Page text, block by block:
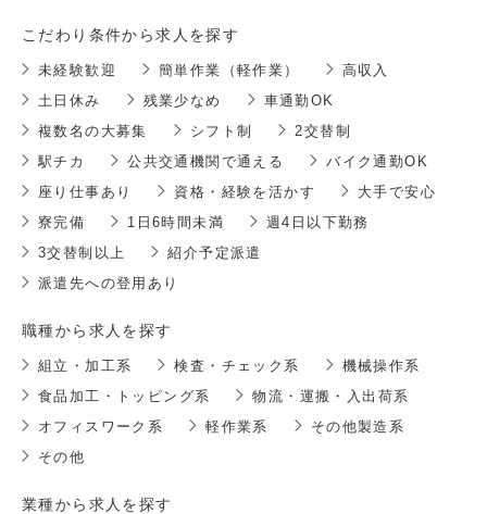
こだわり条件から求人を探す
未経験歓迎 簡単作業（軽作業）
高収入
土日休み
残業少なめ
車通勤OK
複数名の大募集
シフト制
2交替制
駅チカ
公共交通機関で通える
バイク通勤OK
座り仕事あり
資格・経験を活かす
大手で安心
寮完備
1日6時間未満
週4日以下勤務
3交替制以上
紹介予定派遣
派遣先への登用あり
職種から求人を探す
組立・加工系 検査・チェック系
機械操作系
食品加工・トッピング系
物流・運搬・入出荷系
オフィスワーク系
軽作業系
その他製造系
その他
業種から求人を探す